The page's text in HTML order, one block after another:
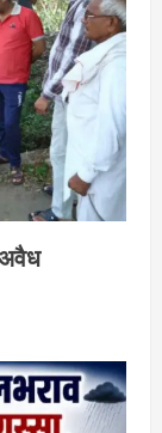
अवैध